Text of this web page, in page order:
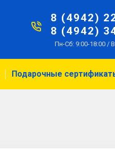
8 (4942)
8 (4942)
Пн-Сб: 9:00-18:00 /
Подарочные